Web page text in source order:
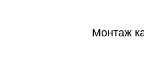
Монтаж